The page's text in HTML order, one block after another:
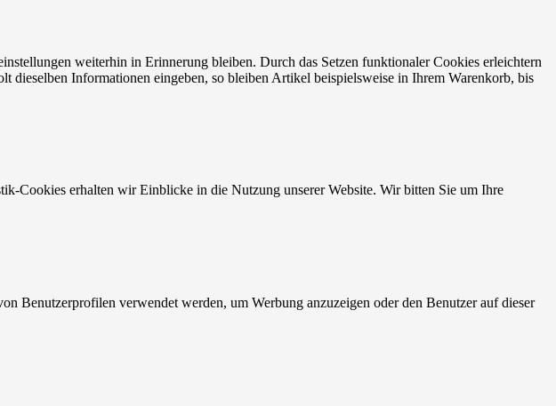
weiterhin in Erinnerung bleiben. Durch das Setzen funktionaler Cookies erleichtern
dieselben Informationen eingeben, so bleiben Artikel beispielsweise in Ihrem Warenkorb, bis
Cookies erhalten wir Einblicke in die Nutzung unserer Website. Wir bitten Sie um Ihre
Benutzerprofilen verwendet werden, um Werbung anzuzeigen oder den Benutzer auf dieser